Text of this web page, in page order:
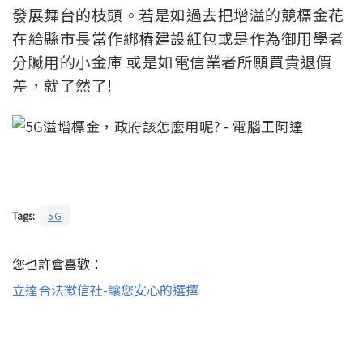
發展舞台的枝頭。若是如過去把增溢的競標金花
在給縣市長當作綁樁建設紅包或是作為御用學者
分贓用的小金庫 或是如電信業者所願買貴退價
差，就了然了!
Tags: 5G
您也許會喜歡：
立達合法徵信社-讓您安心的選擇